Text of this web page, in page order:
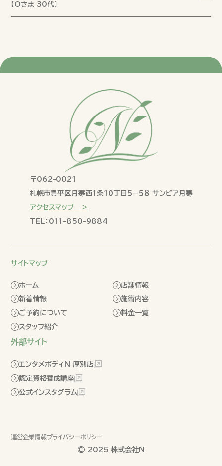
【Oさま 30代】
〒062-0021
札幌市豊平区月寒西１条１０丁目５−５８ サンピア月寒
アクセスマップ ＞
TEL：011-850-9884
サイトマップ
ホーム
店舗情報
新着情報
施術内容
ご予約について
料金一覧
スタッフ紹介
外部サイト
エンタメボディN 厚別店
認定資格養成講座
公式インスタグラム
© 2025 株式会社N
運営企業情報プライバシーポリシー